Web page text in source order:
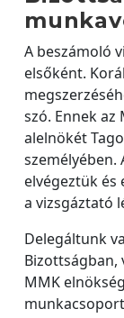
A beszámoló
elsőként.
szó. Ennek
alelnökét
személyében.
elvégeztük
a vizsgáztató
Delegáltunk
Bizottságban,
MMK